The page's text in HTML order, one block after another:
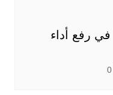
في رفع أداء
0